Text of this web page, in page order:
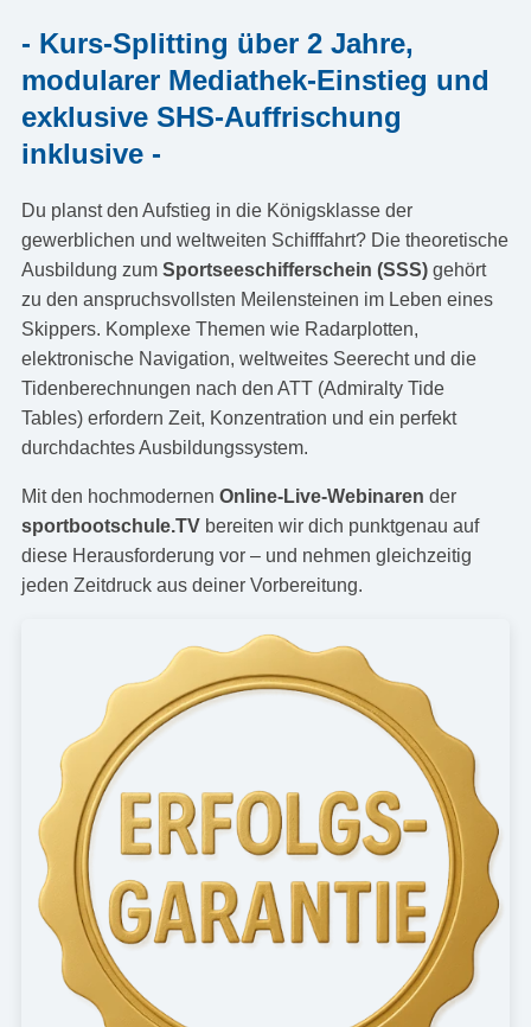
- Kurs-Splitting über 2 Jahre,
modularer Mediathek-Einstieg und
exklusive SHS-Auffrischung
inklusive -
Du planst den Aufstieg in die Königsklasse der
gewerblichen und weltweiten Schifffahrt? Die theoretische
Ausbildung zum Sportseeschifferschein (SSS)gehört
zu den anspruchsvollsten Meilensteinen im Leben eines
Skippers. Komplexe Themen wie Radarplotten,
elektronische Navigation, weltweites Seerecht und die
Tidenberechnungen nach den ATT (Admiralty Tide
Tables) erfordern Zeit, Konzentration und ein perfekt
durchdachtes Ausbildungssystem.
Mit den hochmodernen Online-Live-Webinaren der
sportbootschule.TVbereiten wir dich punktgenau auf
diese Herausforderung vor – und nehmen gleichzeitig
jeden Zeitdruck aus deiner Vorbereitung.